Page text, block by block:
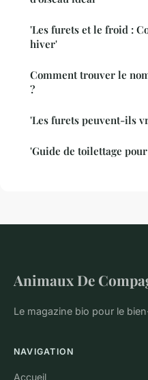
'Les furets et le froid :
hiver'
Comment trouver le
?
'Les furets peuvent-ils
'Guide de toilettage
Animaux De
Le magazine bio pour le
NAVIGATION
Accueil